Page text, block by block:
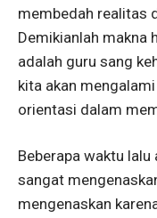
membedah realitas
Demikianlah makna
adalah guru sang
kita akan
orientasi dalam
Beberapa waktu
sangat
mengenaskan